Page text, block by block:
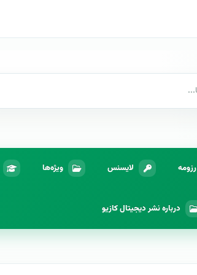
رزومه لایسنس ویژه‌ها
درباره نشر دیجیتال کازیو